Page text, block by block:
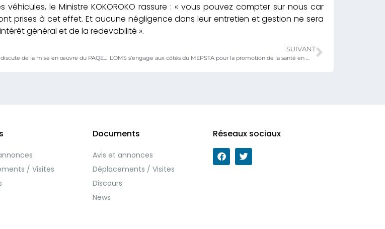
le Ministre KOKOROKO rassure : « vous pouvez compter sur nous car
prises à cet effet. Et aucune négligence dans leur entretien et gestion ne sera
général et de la redevabilité ».
MEPSTA / Le ministre KOKOROKO discute de la mise en œuvre du PAQEEB avec une mission de la Banque Mondiale
SUIVANT
L’OMS s’engage aux côtés du MEPSTA pour la promotion de la santé en milieu scolaire
/ Visites
Documents
Avis et annonces
Déplacements / Visites
Discours
News
Réseaux sociaux